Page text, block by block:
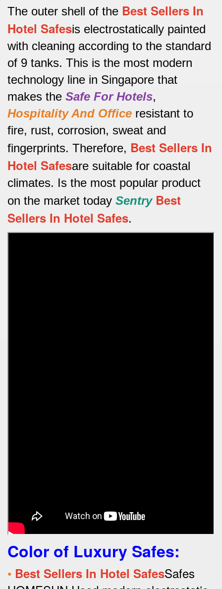
The outer shell of the Best Sellers In
Hotel Safesis electrostatically painted
with cleaning according to the standard
of 9 tanks. This is the most modern
technology line in Singapore that
makes the Safe For Hotels,
Hospitality And Office resistant to
fire, rust, corrosion, sweat and
fingerprints. Therefore, Best Sellers In
Hotel Safesare suitable for coastal
climates. Is the most popular product
on the market today Sentry Best
Sellers In Hotel Safes.
Color of Luxury Safes:
• Best Sellers In Hotel SafesSafes